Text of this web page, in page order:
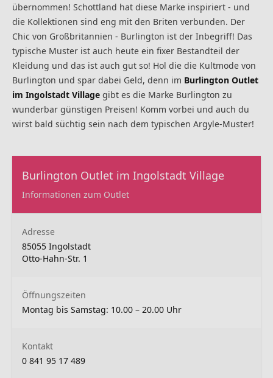
übernommen! Schottland hat diese Marke inspiriert - und
die Kollektionen sind eng mit den Briten verbunden. Der
Chic von Großbritannien - Burlington ist der Inbegriff! Das
typische Muster ist auch heute ein fixer Bestandteil der
Kleidung und das ist auch gut so! Hol die die Kultmode von
Burlington und spar dabei Geld, denn im Burlington Outlet
im Ingolstadt Village gibt es die Marke Burlington zu
wunderbar günstigen Preisen! Komm vorbei und auch du
wirst bald süchtig sein nach dem typischen Argyle-Muster!
Burlington Outlet im Ingolstadt Village
Informationen zum Outlet
Adresse
85055 Ingolstadt
Otto-Hahn-Str. 1
Öffnungszeiten
Montag bis Samstag: 10.00 – 20.00 Uhr
Kontakt
0 841 95 17 489